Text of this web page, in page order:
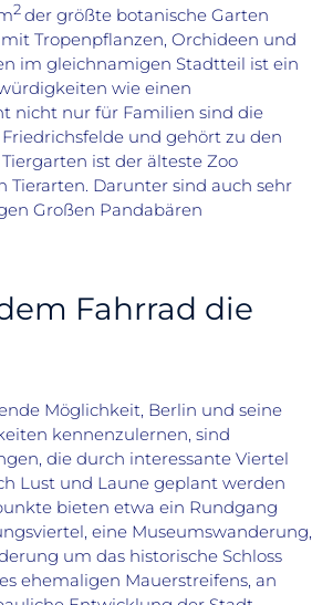
2 der größte botanische Garten
Tropenpflanzen, Orchideen und
im gleichnamigen Stadtteil ist ein
wie einen
nicht nur für Familien sind die
und gehört zu den
ist der älteste Zoo
Darunter sind auch sehr
Großen Pandabären
Fahrrad die
Möglichkeit, Berlin und seine
kennenzulernen, sind
die durch interessante Viertel
Lust und Laune geplant werden
bieten etwa ein Rundgang
eine Museumswanderung,
um das historische Schloss
ehemaligen Mauerstreifens, an